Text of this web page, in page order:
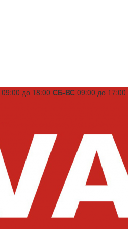
09:00 до 18:00 СБ-ВС 09:00 до 17:00